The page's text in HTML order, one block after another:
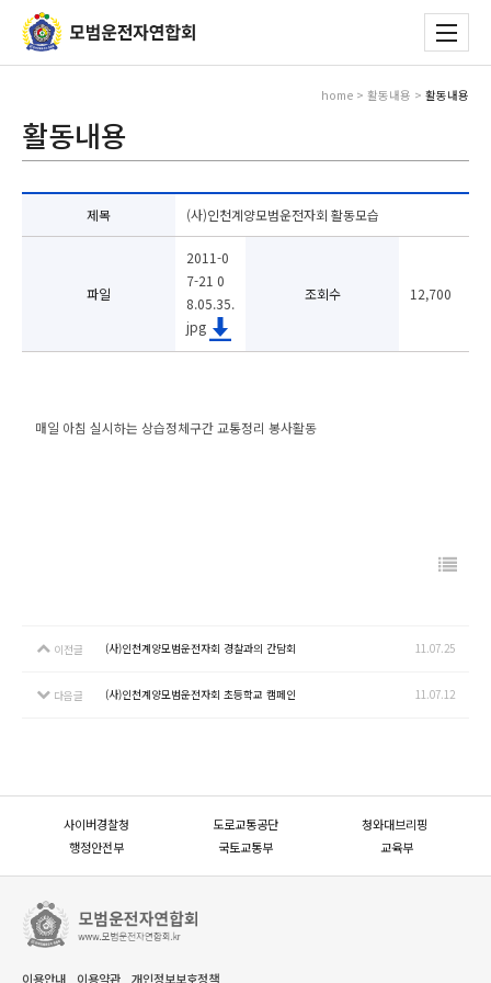
활동내용
home > 활동내용 > 활동내용
제목 (사)인천계양모범운전자회 활동모습
파일
2011-0
7-21 0
8.05.35.
jpg
조회수 12,700
매일 아침 실시하는 상습정체구간 교통정리 봉사활동
이전글 (사)인천계양모범운전자회 경찰과의 간담회 11.07.25
다음글 (사)인천계양모범운전자회 초등학교 캠페인 11.07.12
사이버경찰청 도로교통공단
청와대브리핑
행정안전부
국토교통부 교육부
이용안내 이용약관 개인정보보호정책